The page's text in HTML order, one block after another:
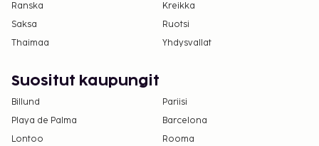
Ranska
Kreikka
Saksa
Ruotsi
Thaimaa
Yhdysvallat
Suositut kaupungit
Billund
Pariisi
Playa de Palma
Barcelona
Lontoo
Rooma